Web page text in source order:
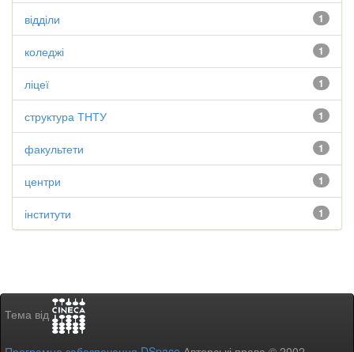
1
відділи
1
коледжі
1
ліцеї
1
структура ТНТУ
1
факультети
1
центри
1
інститути
Тема від